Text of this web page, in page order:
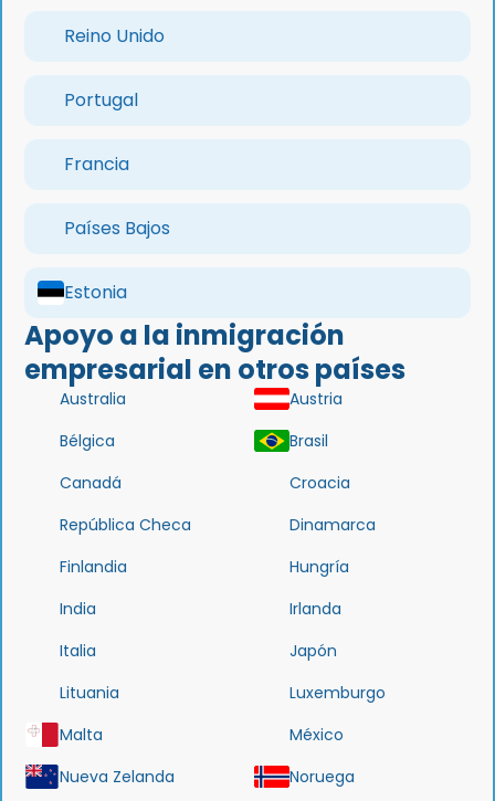
Reino Unido
Portugal
Francia
Países Bajos
Estonia
Apoyo a la inmigración
empresarial en otros países
Australia
Austria
Bélgica
Brasil
Canadá
Croacia
República Checa
Dinamarca
Finlandia
Hungría
India
Irlanda
Italia
Japón
Lituania
Luxemburgo
Malta
México
Nueva Zelanda
Noruega